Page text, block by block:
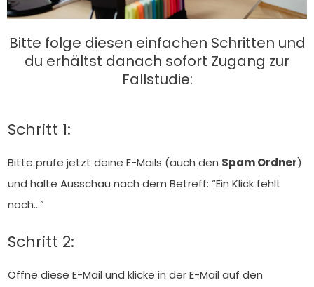
Bitte folge diesen einfachen Schritten und
du erhältst danach sofort Zugang zur
Fallstudie:
Schritt 1:
Bitte prüfe jetzt deine E-Mails (auch den Spam Ordner)
und halte Ausschau nach dem Betreff: “Ein Klick fehlt
noch…”
Schritt 2:
Öffne diese E-Mail und klicke in der E-Mail auf den